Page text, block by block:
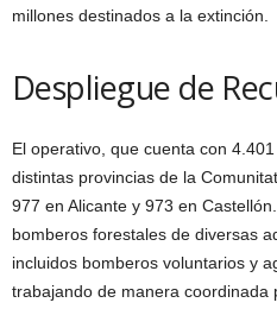
millones destinados a la extinción.
Despliegue de
El operativo, que cuenta con
distintas provincias de la
977 en Alicante y 973 en
bomberos forestales de diversas
incluidos bomberos voluntarios y
trabajando de manera